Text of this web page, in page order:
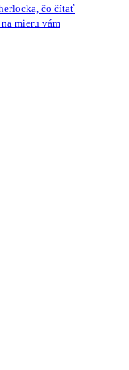
čo čítať
mieru vám